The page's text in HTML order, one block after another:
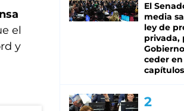
el
y
El
media
ley de
privada,
ceder
capítulos